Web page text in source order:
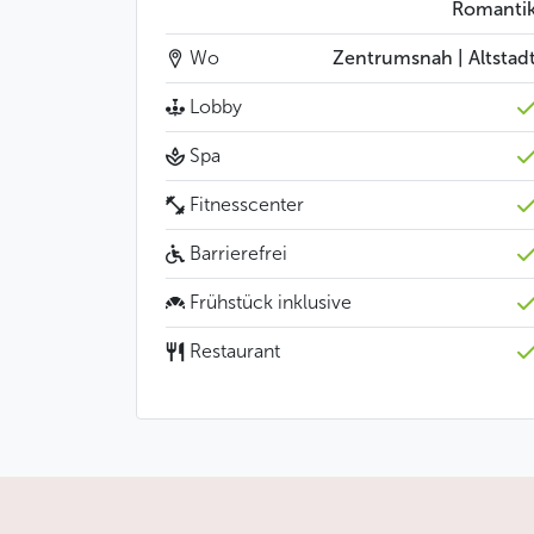
Wo Zentrumsnah |
Lobby
Spa
Fitnesscenter
Barrierefrei
Frühstück inklusive
Restaurant